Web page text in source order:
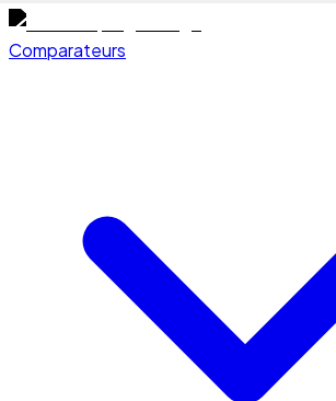
Comparateurs